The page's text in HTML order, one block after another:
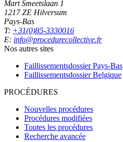
Mart Smeetslaan 1
1217 ZE Hilversum
Pays-Bas
T: +31(0)85-3330016
E: info@procedurecollective.fr
Nos autres sites
Faillissementsdossier Pays-Bas
Faillissementsdossier Belgique
PROCÉDURES
Nouvelles procédures
Procédures modifiées
Toutes les procédures
Recherche avancée